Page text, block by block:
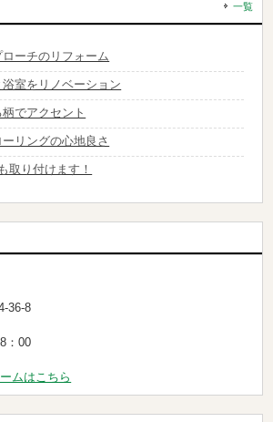
一覧
ーチのリフォーム
室をリノベーション
でアクセント
リングの心地良さ
取り付けます！
36-8
：00
ムはこちら